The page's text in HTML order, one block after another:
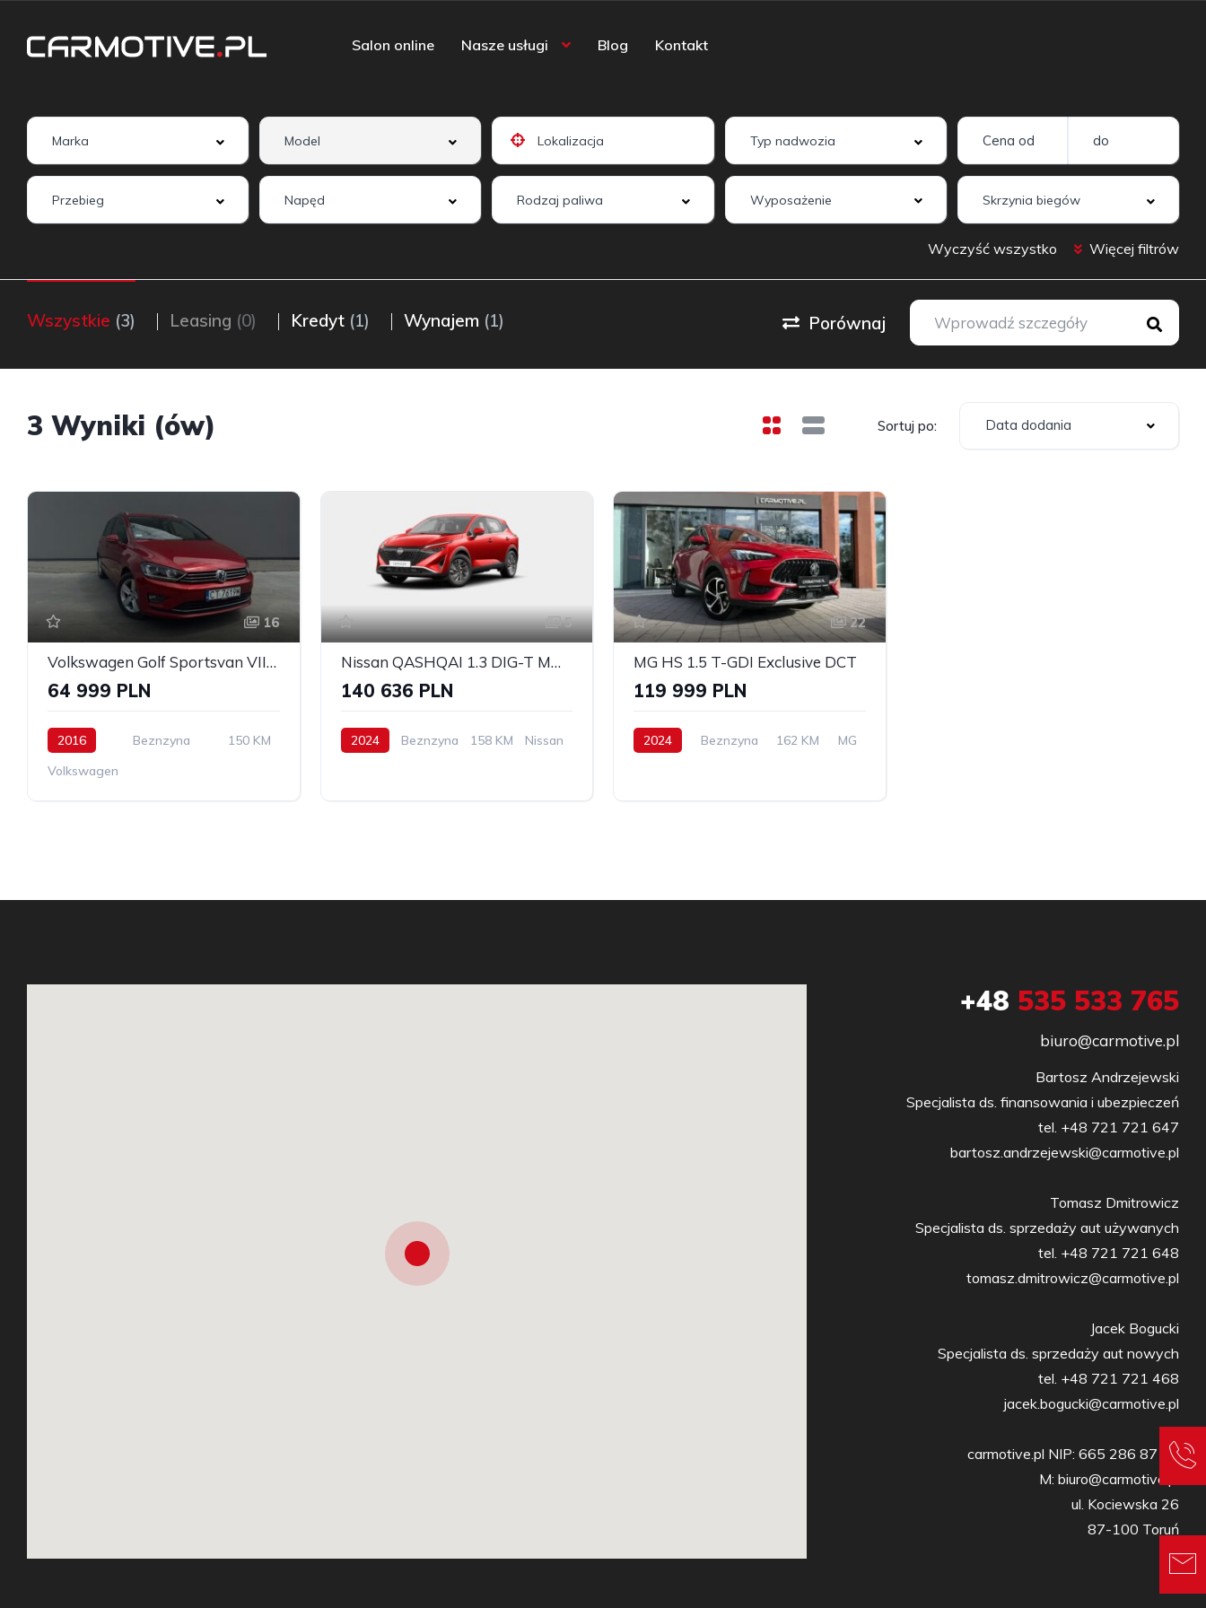
Salon online Nasze usługi Blog Kontakt
Wyposażenie
Wyczyść wszystko Więcej filtrów
Wszystkie (3) Leasing (0) Kredyt (1) Wynajem (1) Porównaj
3 Wyniki (ów) Sortuj po: Data dodania
16
Volkswagen Golf Sportsvan VII SV 1.4 TSI BMT Highline DSG
64 999 PLN
2016 Beznzyna
150 KM
Volkswagen
5
Nissan QASHQAI 1.3 DIG-T MHEV 158KM AT 2WD
140 636 PLN
2024 Beznzyna 158 KM Nissan
22
MG HS 1.5 T-GDI Exclusive DCT
119 999 PLN
2024 Beznzyna 162 KM MG
+48 535 533 765
biuro@carmotive.pl
Bartosz Andrzejewski
Specjalista ds. finansowania i ubezpieczeń
tel. +48 721 721 647
bartosz.andrzejewski@carmotive.pl
Tomasz Dmitrowicz
Specjalista ds. sprzedaży aut używanych
tel. +48 721 721 648
tomasz.dmitrowicz@carmotive.pl
Jacek Bogucki
Specjalista ds. sprzedaży aut nowych
tel. +48 721 721 468
jacek.bogucki@carmotive.pl
carmotive.pl NIP: 665 286 87 27
M: biuro@carmotive.pl
ul. Kociewska 26
87-100 Toruń